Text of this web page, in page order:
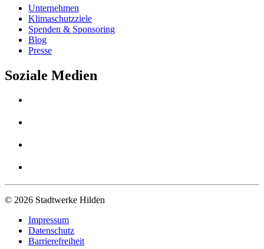
Unternehmen
Klimaschutzziele
Spenden & Sponsoring
Blog
Presse
Soziale Medien
© 2026 Stadtwerke Hilden
Impressum
Datenschutz
Barrierefreiheit